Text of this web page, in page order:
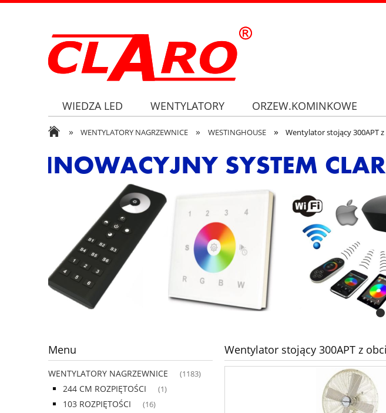
WIEDZA LED WENTYLATORY ORZEW.KOMINKOWE
» WENTYLATORY NAGRZEWNICE » WESTINGHOUSE » Wentylator stojący 300APT
Menu
WENTYLATORY NAGRZEWNICE (1183)
244 CM ROZPIĘTOŚCI (1)
103 ROZPIĘTOŚCI (16)
Wentylator stojący 300APT z